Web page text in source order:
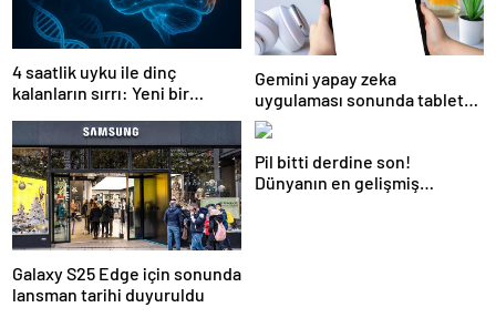
4 saatlik uyku ile dinç
kalanların sırrı: Yeni bir
Gemini yapay zeka
uygulaması sonunda tablete
geldi
Galaxy S25 Edge için sonunda
lansman tarihi duyuruldu
Pil bitti derdine son!
Dünyanın en gelişmiş